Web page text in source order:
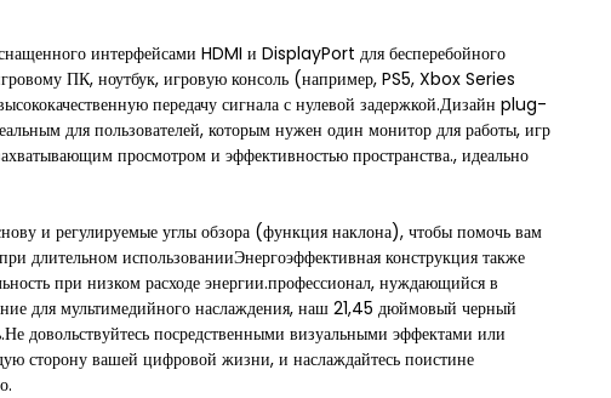
интерфейсами HDMI и DisplayPort для бесперебойного
ПК, ноутбук, игровую консоль (например, PS5, Xbox Series
передачу сигнала с нулевой задержкой.Дизайн plug-
для пользователей, которым нужен один монитор для работы, игр
просмотром и эффективностью пространства., идеально
и регулируемые углы обзора (функция наклона), чтобы помочь вам
длительном использованииЭнергоэффективная конструкция также
при низком расходе энергии.профессионал, нуждающийся в
для мультимедийного наслаждения, наш 21,45 дюймовый черный
довольствуйтесь посредственными визуальными эффектами или
сторону вашей цифровой жизни, и наслаждайтесь поистине